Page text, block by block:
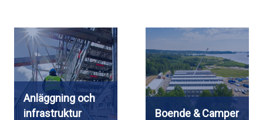
Anläggning och
infrastruktur
Boende & Camper